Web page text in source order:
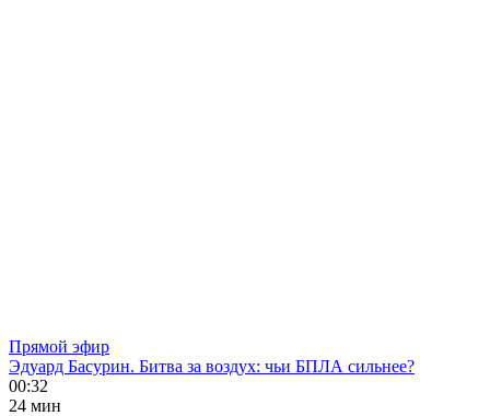
Прямой эфир
Эдуард Басурин. Битва за воздух: чьи БПЛА сильнее?
00:32
24 мин